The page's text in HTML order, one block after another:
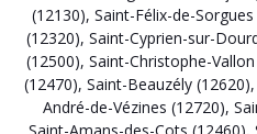
(12130), Saint-Félix-de-
(12320), Saint-Cyprien-sur-
(12500), Saint-Christophe-
(12470), Saint-Beauzély (12620),
André-de-Vézines (12720),